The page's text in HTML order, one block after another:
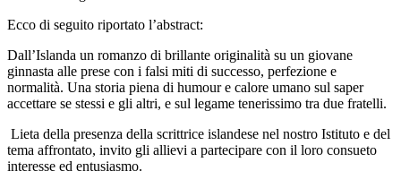
Ecco di seguito riportato l’abstract:
Dall’Islanda un romanzo di brillante originalità su un giovane
ginnasta alle prese con i falsi miti di successo, perfezione e
normalità. Una storia piena di humour e calore umano sul saper
accettare se stessi e gli altri, e sul legame tenerissimo tra due fratelli.
Lieta della presenza della scrittrice islandese nel nostro Istituto e del
tema affrontato, invito gli allievi a partecipare con il loro consueto
interesse ed entusiasmo.